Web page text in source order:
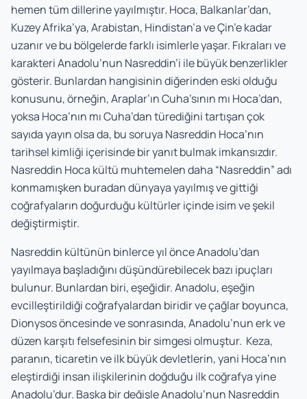
hemen tüm dillerine yayılmıştır. Hoca, Balkanlar’dan,
Kuzey Afrika’ya, Arabistan, Hindistan’a ve Çin’e kadar
uzanır ve bu bölgelerde farklı isimlerle yaşar. Fıkraları ve
karakteri Anadolu’nun Nasreddin’i ile büyük benzerlikler
gösterir. Bunlardan hangisinin diğerinden eski olduğu
konusunu, örneğin, Araplar’ın Cuha’sının mı Hoca’dan,
yoksa Hoca’nın mı Cuha’dan türediğini tartışan çok
sayıda yayın olsa da, bu soruya Nasreddin Hoca’nın
tarihsel kimliği içerisinde bir yanıt bulmak imkansızdır.
Nasreddin Hoca kültü muhtemelen daha “Nasreddin” adı
konmamışken buradan dünyaya yayılmış ve gittiği
coğrafyaların doğurduğu kültürler içinde isim ve şekil
değiştirmiştir.
Nasreddin kültünün binlerce yıl önce Anadolu’dan
yayılmaya başladığını düşündürebilecek bazı ipuçları
bulunur. Bunlardan biri, eşeğidir. Anadolu, eşeğin
evcilleştirildiği coğrafyalardan biridir ve çağlar boyunca,
Dionysos öncesinde ve sonrasında, Anadolu’nun erk ve
düzen karşıtı felsefesinin bir simgesi olmuştur. Keza,
paranın, ticaretin ve ilk büyük devletlerin, yani Hoca’nın
eleştirdiği insan ilişkilerinin doğduğu ilk coğrafya yine
Anadolu’dur. Başka bir değişle Anadolu’nun Nasreddin